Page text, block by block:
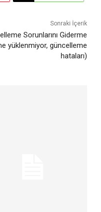
Sonraki İçerik
Sorunlarını Giderme
yüklenmiyor, güncelleme
hataları)